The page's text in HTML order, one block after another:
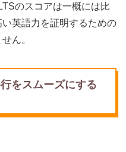
のスコアは一概には比
英語力を証明するための
ん。
をスムーズにする